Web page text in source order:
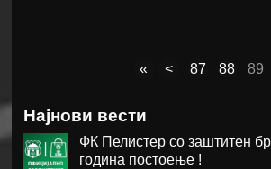
« < 87 88 89
Најнови вести
ФК Пелистер со заштитен
година постоење !